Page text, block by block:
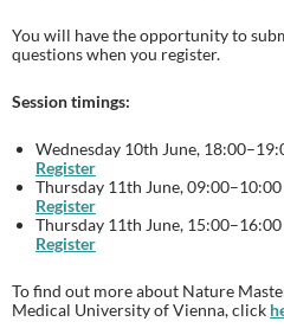
You will have the opportunity to
questions when you register.
Session timings:
Wednesday 10th June,
Register
Thursday 11th June, 09:00–10:00
Register
Thursday 11th June, 15:00–16:00
Register
To find out more about Nature
Medical University of Vienna, click